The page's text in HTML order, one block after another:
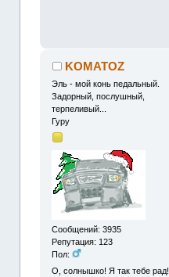
KOMATOZ
Эль - мой конь педальный.
Задорный, послушный,
терпеливый...
Гуру
Сообщений: 3935
Репутация: 123
Пол:
О, солнышко! Я так тебе рад!